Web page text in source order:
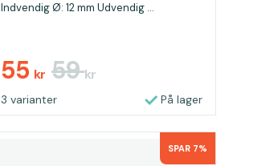
Indvendig Ø: 12 mm Udvendig ...
55 kr 59kr
3 varianter På lager
SPAR 7%